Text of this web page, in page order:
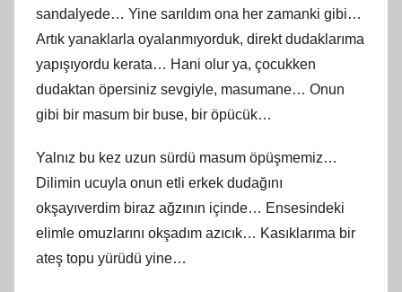
sandalyede… Yine sarıldım ona her zamanki gibi…
Artık yanaklarla oyalanmıyorduk, direkt dudaklarıma
yapışıyordu kerata… Hani olur ya, çocukken
dudaktan öpersiniz sevgiyle, masumane… Onun
gibi bir masum bir buse, bir öpücük…
Yalnız bu kez uzun sürdü masum öpüşmemiz…
Dilimin ucuyla onun etli erkek dudağını
okşayıverdim biraz ağzının içinde… Ensesindeki
elimle omuzlarını okşadım azıcık… Kasıklarıma bir
ateş topu yürüdü yine…